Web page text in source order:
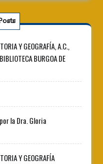
Y GEOGRAFÍA, A.C.,
BURGOA DE
la Dra. Gloria
Y GEOGRAFÍA